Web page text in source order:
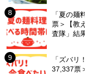
「夏の
票＞【教
査隊」結
「ズバリ
37,337票